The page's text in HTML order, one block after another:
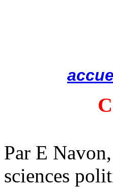
Par E Navon
sciences